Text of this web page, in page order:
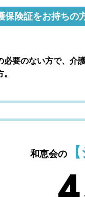
保険証をお持ちの
必要のない方で、介
和恵会の【